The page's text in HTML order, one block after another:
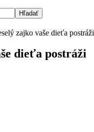
zajko vaše dieťa postráži
dieťa postráži